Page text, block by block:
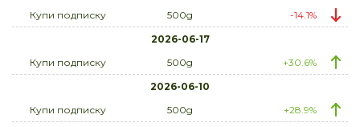
Купи подписку
500g
-14.1%
2026-06-17
Купи подписку
500g
+30.6%
2026-06-10
Купи подписку
500g
+28.9%